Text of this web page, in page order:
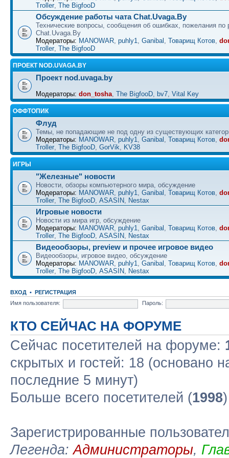
Troller, The BigfooD
Обсуждение работы чата Chat.Uvaga.By
Технические вопросы, сообщения об ошибках, пожелания по
Chat.Uvaga.By
Модераторы: MANOWAR puhly1 Ganibal Товарищ Котов
Troller, The BigfooD
ПРОЕКТ NOD.UVAGA.BY
Проект nod.uvaga.by
Модераторы: don_tosha The BigfooD bv7 Vital Key
ОФФТОПИК
Флуд
Темы, не попадающие не под одну из существующих
Модераторы: MANOWAR puhly1 Ganibal Товарищ Котов
Troller The BigfooD GorVik KV38
ИГРЫ
"Железные" новости
Новости, обзоры компьютерного мира, обсуждение
Модераторы: MANOWAR puhly1 Ganibal Товарищ Котов
Troller The BigfooD ASASIN Nestax
Игровые новости
Новости из мира игр, обсуждение
Модераторы: MANOWAR puhly1 Ganibal Товарищ Котов
Troller, The BigfooD ASASIN Nestax
Видеообзоры, preview и прочее игровое видео
Видеообзоры, игровое видео, обсуждение
Модераторы: MANOWAR puhly1 Ganibal Товарищ Котов
Troller, The BigfooD ASASIN Nestax
ВХОД • РЕГИСТРАЦИЯ
Имя пользователя:
Пароль:
КТО СЕЙЧАС НА ФОРУМЕ
Сейчас посетителей на форуме:
скрытых и гостей: 18 (основано
последние 5 минут)
Больше всего посетителей (1998
Зарегистрированные
Легенда:Администраторы,